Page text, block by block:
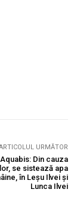
URMĂTOR
Aquabis: Din cauza
se sistează apa
în Leșu Ilvei și
Lunca Ilvei